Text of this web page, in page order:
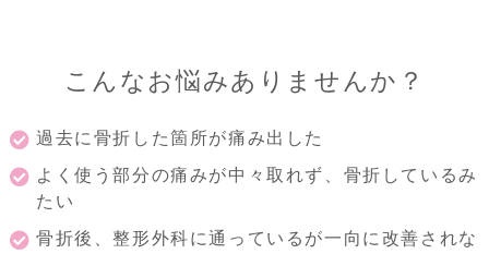
こんなお悩みありませんか？
過去に骨折した箇所が痛み出した
よく使う部分の痛みが中々取れず、骨折しているみ
たい
骨折後、整形外科に通っているが一向に改善されな